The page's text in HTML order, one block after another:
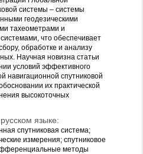
системы – системы
геодезическими
тахеометрами и
что обеспечивает
обработке и анализу
Научная новизна статьи
условий эффективного
навигационной спутниковой
их практической
высокоточных
языке:
спутниковая система;
измерения; спутниковое
методы